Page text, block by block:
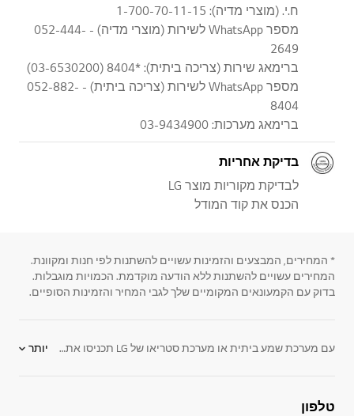
ח.י. (מוצרי מדיה): 1-700-70-11-15
מספר WhatsApp לשירות (מוצרי מדיה) - 052-444-
2649
ברימאג שירות (צריכה ביתית): *8404 (03-6530200)
מספר WhatsApp לשירות (צריכה ביתית) - 052-882-
8404
ברימאג מערכות: 03-9434900
בדיקת אחריות
לבדיקת מקוריות מוצר LG
הכנס את קוד המודל
* המחירים, המבצעים והזמינות עשויים להשתנות לפי חנות ומקוונת.
המחירים עשויים להשתנות ללא הודעה מוקדמת. הכמויות מוגבלות.
בדוק עם הקמעונאים המקומיים שלך לגבי המחיר והזמינות הסופיים.
עם מערכת שמע ביתית או מערכת סטריאו של LG תכניסו את ביתכם לעולם של מוזיקה בלחיצת כפתור. מערכות השמע של LG כוללות מגוון רב של תכונות כמו: מערכת מיני עם מכוון FM ויציאת USB 2.0 עם תאימות ל USB 1.1, הקלטה ישירה על התקן USB המאפשרת למערכות HI FI להקליט ישירות מדיסק להתקן USB או מכשיר MP3 בפורמט של MP3, כניסות חיצוניות להתקני אודיו ואוזניות - והכל בעיצוב אופנתי ומלוטש. בנוסף מציעה LG גם מערכות רמקולים, רמקולים שקועים, רמקולים ניידים ורמקולים אלחוטיים שישדרגו את מערכות הטלויזיות ובידור בביתכם. במערכות השמע הביתיות של LG, צליל פוגש עיצוב. כאן תמצאו מערכות סטריאו המאפשרות לכם להשמיע מוזיקה מנגן הMP3 ומכל התקן אודיו אחר, להקליט שירים הנמצאים על דיסק שמע - אל תוך נגני MP3 או התקני USB אחרים, ועוד. תוכלו למצוא ב LG מערכות בידור ביתיות, שגורמות לצילילם להישמע אפילו יותר טוב מאיך שהן נראות. עוד תוכלו למצוא ב LG מגוון רמקולים שתוכלו להתאים למערכות השמע בביתכם. יותר
טלפון